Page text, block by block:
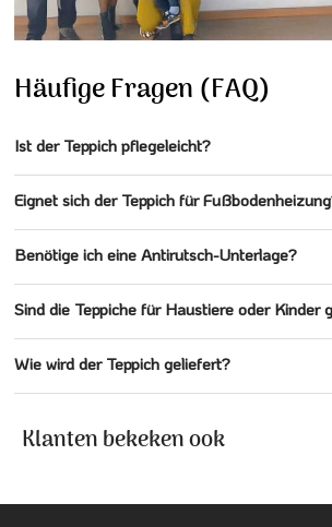
Häufige Fragen (FAQ)
Ist der Teppich pflegeleicht?
Eignet sich der Teppich für
Benötige ich eine Antirutsch-Unterlage?
Sind die Teppiche für Haustiere oder Kinder
Wie wird der Teppich geliefert?
Klanten bekeken ook